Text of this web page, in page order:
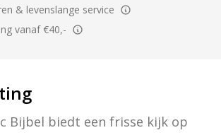
& levenslange service
vanaf €40,-
Bijbel biedt een frisse kijk op